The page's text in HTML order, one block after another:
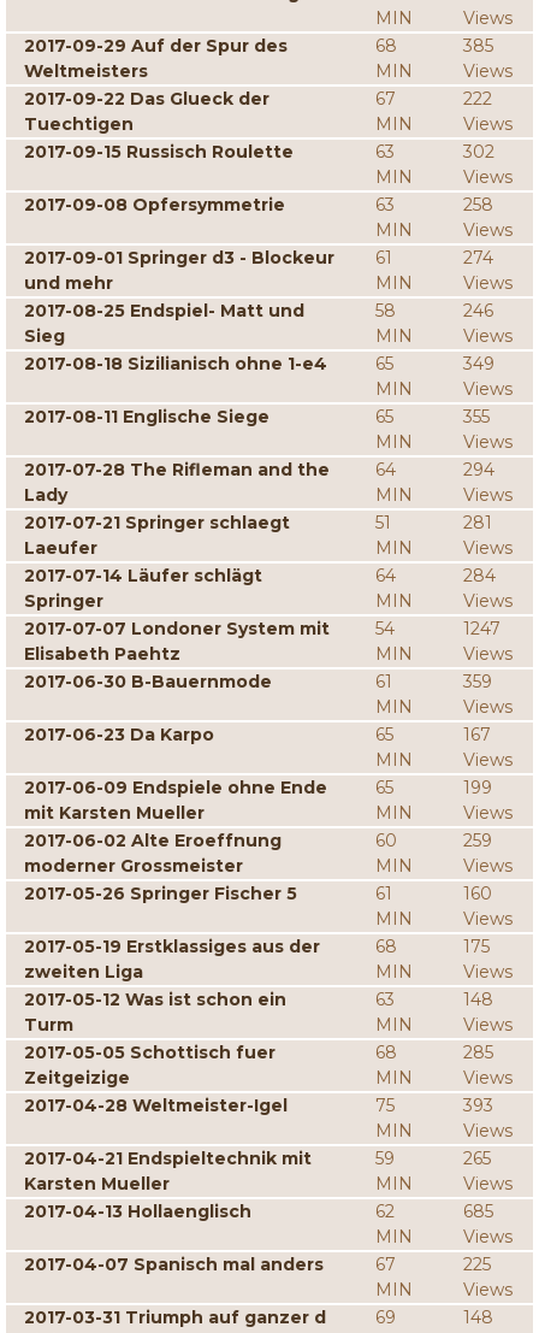
MIN
Views
2017-09-29 Auf der Spur des
Weltmeisters
68
MIN
385
Views
2017-09-22 Das Glueck der
Tuechtigen
67
MIN
222
Views
2017-09-15 Russisch Roulette
63
MIN
302
Views
2017-09-08 Opfersymmetrie
63
MIN
258
Views
2017-09-01 Springer d3 - Blockeur
und mehr
61
MIN
274
Views
2017-08-25 Endspiel- Matt und
Sieg
58
MIN
246
Views
2017-08-18 Sizilianisch ohne 1-e4
65
MIN
349
Views
2017-08-11 Englische Siege
65
MIN
355
Views
2017-07-28 The Rifleman and the
Lady
64
MIN
294
Views
2017-07-21 Springer schlaegt
Laeufer
51
MIN
281
Views
2017-07-14 Läufer schlägt
Springer
64
MIN
284
Views
2017-07-07 Londoner System mit
Elisabeth Paehtz
54
MIN
1247
Views
2017-06-30 B-Bauernmode
61
MIN
359
Views
2017-06-23 Da Karpo
65
MIN
167
Views
2017-06-09 Endspiele ohne Ende
mit Karsten Mueller
65
MIN
199
Views
2017-06-02 Alte Eroeffnung
moderner Grossmeister
60
MIN
259
Views
2017-05-26 Springer Fischer 5
61
MIN
160
Views
2017-05-19 Erstklassiges aus der
zweiten Liga
68
MIN
175
Views
2017-05-12 Was ist schon ein
Turm
63
MIN
148
Views
2017-05-05 Schottisch fuer
Zeitgeizige
68
MIN
285
Views
2017-04-28 Weltmeister-Igel
75
MIN
393
Views
2017-04-21 Endspieltechnik mit
Karsten Mueller
59
MIN
265
Views
2017-04-13 Hollaenglisch
62
MIN
685
Views
2017-04-07 Spanisch mal anders
67
MIN
225
Views
2017-03-31 Triumph auf ganzer d
69
148